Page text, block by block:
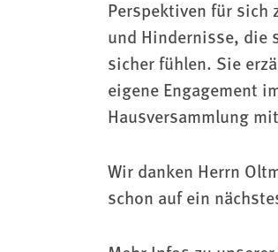
Perspektiven für sich
und Hindernisse, die
sicher fühlen. Sie
eigene Engagement
Hausversammlung
Wir danken Herrn
schon auf ein